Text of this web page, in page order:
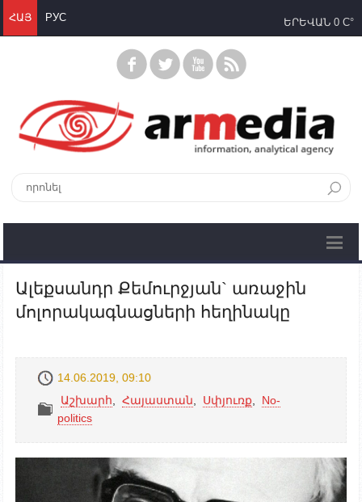
ՀԱՅ РУС ԵՐԵՎԱՆ 0 C°
Ալեքսանդր Քեմուրջյան` առաջին
մոլորակագնացների հեղինակը
14.06.2019, 09:10
Աշխարհ
Հայաստան Սփյուռք
No-
politics